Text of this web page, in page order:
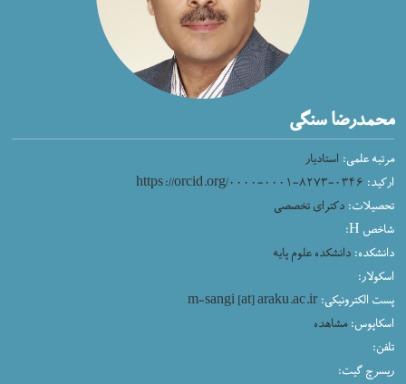
محمدرضا سنگی
مرتبه علمی: استادیار
ارکید: https://orcid.org/۰۰۰۰-۰۰۰۱-۸۲۷۳-۰۳۴۶
تحصیلات: دکترای تخصصی
شاخص H:
دانشکده: دانشکده علوم پایه
اسکولار:
پست الکترونیکی: m-sangi [at] araku.ac.ir
اسکاپوس: مشاهده
تلفن:
ریسرچ گیت: